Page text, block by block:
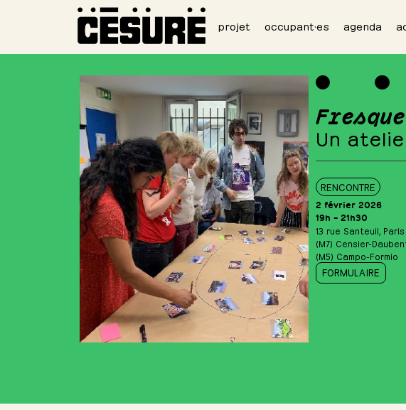
projet occupant·es agenda
Un
RENCONTRE
2 février 2026
19h – 21h30
13 rue Santeuil, Paris
(M7) Censier-
(M5) Campo-Formio
FORMULAIRE